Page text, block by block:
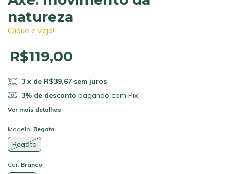
natureza
Clique e veja!
R$119,00
3 x de R$39,67 sem juros
3% de desconto pagando com Pix
Ver mais detalhes
Modelo: Regata
Regata
Cor: Branco